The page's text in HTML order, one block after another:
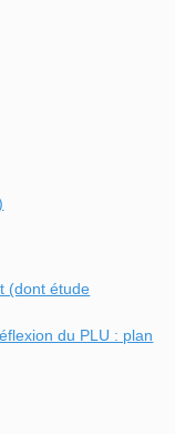
(dont étude
du PLU : plan